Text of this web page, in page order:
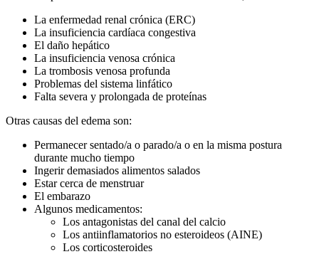
La enfermedad renal crónica (ERC)
La insuficiencia cardíaca congestiva
El daño hepático
La insuficiencia venosa crónica
La trombosis venosa profunda
Problemas del sistema linfático
Falta severa y prolongada de proteínas
Otras causas del edema son:
Permanecer sentado/a o parado/a o en la misma postura
durante mucho tiempo
Ingerir demasiados alimentos salados
Estar cerca de menstruar
El embarazo
Algunos medicamentos:
Los antagonistas del canal del calcio
Los antiinflamatorios no esteroideos (AINE)
Los corticosteroides